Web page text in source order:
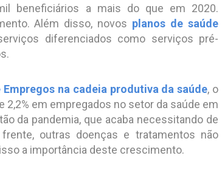
beneficiários a mais do que em 2020.
Além disso, novos planos de saúde
diferenciados como serviços pré-
na cadeia produtiva da saúde, o
em empregados no setor da saúde em
da pandemia, que acaba necessitando de
outras doenças e tratamentos não
a importância deste crescimento.